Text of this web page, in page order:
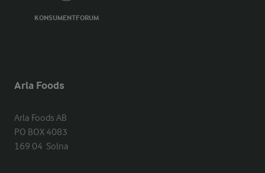
KONSUMENTFORUM
Arla Foods
Arla Foods AB
PO BOX 4083
169 04  Solna